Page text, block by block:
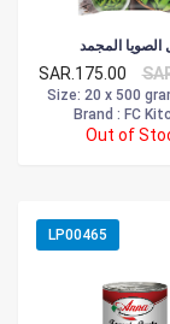
الصويا المجمد
SAR.175.00
Size: 20 x 500
Brand : FC
Out of
LP00465